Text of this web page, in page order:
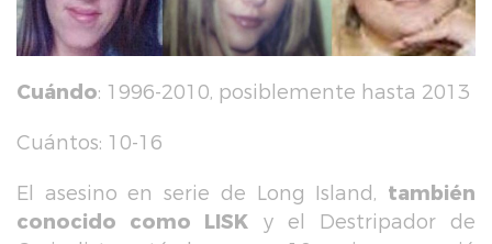
Cuándo: 1996-2010, posiblemente hasta 2013
Cuántos: 10-16
El asesino en serie de Long Island, también
conocido como LISK y el Destripador de